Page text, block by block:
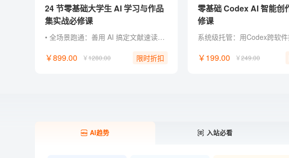
24 节零基础大学生 AI 学习与作品
集实战必修课
• 全场景跑通：善用 AI 搞定文献速读、课堂汇报、社团策划与作品集！ • 零经验门槛：零基础掌握主流 AI 工具玩法，轻松制作惊艳 AI 作品。 • 作品集打造：将作品与项目经历升级为作品集，直接用于简历与面试！ • 创作超能力：不被专业束缚， 掌握先进 AI 工作流，成为独立内容创作者！ • 独家福利：附赠提示词指令包、PPT 排版框架、案例模板与面试自述话术。
￥899.00 ￥1280.00 限时折扣
零基础 Codex AI 智能创作实战必
修课
￥199.00 ￥249.00
AI趋势 入站必看